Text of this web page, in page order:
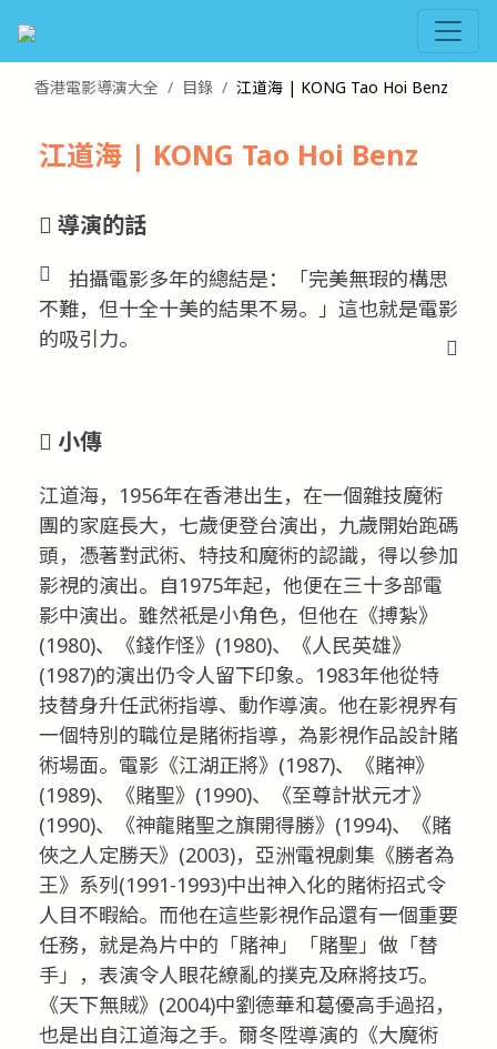
香港電影導演大全 目錄 江道海 | KONG Tao Hoi Benz
江道海 | KONG Tao Hoi Benz
導演的話
拍攝電影多年的總結是：「完美無瑕的構思
不難，但十全十美的結果不易。」這也就是電影
的吸引力。
小傳
江道海，1956年在香港出生，在一個雜技魔術
團的家庭長大，七歲便登台演出，九歲開始跑碼
頭，憑著對武術、特技和魔術的認識，得以參加
影視的演出。自1975年起，他便在三十多部電
影中演出。雖然衹是小角色，但他在《搏紮》
(1980)、《錢作怪》(1980)、《人民英雄》
(1987)的演出仍令人留下印象。1983年他從特
技替身升任武術指導、動作導演。他在影視界有
一個特別的職位是賭術指導，為影視作品設計賭
術場面。電影《江湖正將》(1987)、《賭神》
(1989)、《賭聖》(1990)、《至尊計狀元才》
(1990)、《神龍賭聖之旗開得勝》(1994)、《賭
俠之人定勝天》(2003)，亞洲電視劇集《勝者為
王》系列(1991-1993)中出神入化的賭術招式令
人目不暇給。而他在這些影視作品還有一個重要
任務，就是為片中的「賭神」「賭聖」做「替
手」，表演令人眼花繚亂的撲克及麻將技巧。
《天下無賊》(2004)中劉德華和葛優高手過招，
也是出自江道海之手。爾冬陞導演的《大魔術